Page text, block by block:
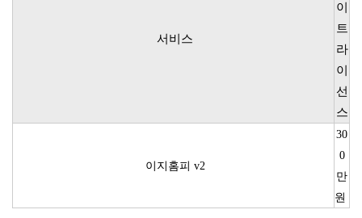
서비스
이
트
라
이
선
스
이지홈피 v2
30
0
만
원